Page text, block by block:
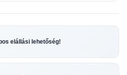
elállási lehetőség!